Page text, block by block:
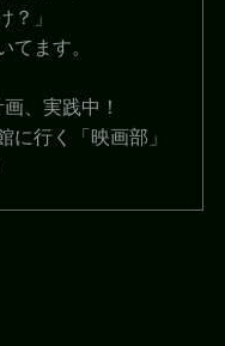
？」
てます。
、実践中！
に行く「映画部」